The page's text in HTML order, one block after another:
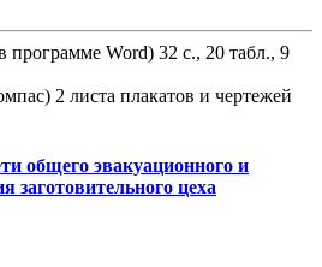
программе Word) 32 с., 20 табл., 9
2 листа плакатов и чертежей
общего эвакуационного и
заготовительного цеха